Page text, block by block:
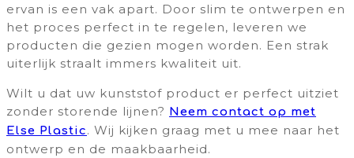
ervan is een vak apart. Door slim te ontwerpen en
het proces perfect in te regelen, leveren we
producten die gezien mogen worden. Een strak
uiterlijk straalt immers kwaliteit uit.
Wilt u dat uw kunststof product er perfect uitziet
zonder storende lijnen? Neem contact op met
Else Plastic. Wij kijken graag met u mee naar het
ontwerp en de maakbaarheid.